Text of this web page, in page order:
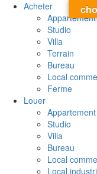
Acheter
Appartement
Studio
Villa
Terrain
Bureau
Local
Ferme
Louer
Appartement
Studio
Villa
Bureau
Local
Local